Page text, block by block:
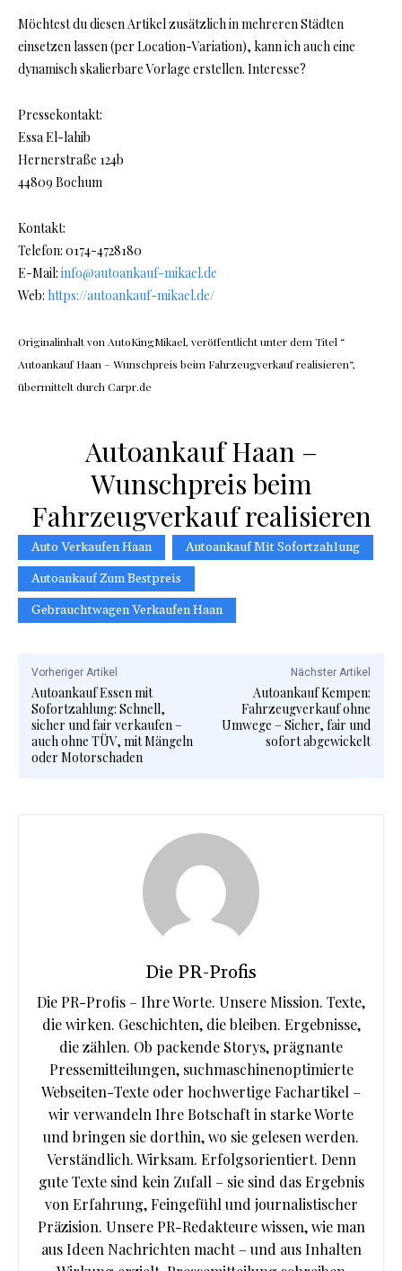
Möchtest du diesen Artikel zusätzlich in mehreren Städten
einsetzen lassen (per Location-Variation), kann ich auch eine
dynamisch skalierbare Vorlage erstellen. Interesse?
Pressekontakt:
Essa El-lahib
Hernerstraße 124b
44809 Bochum
Kontakt:
Telefon: 0174-4728180
E-Mail: info@autoankauf-mikael.de
Web: https://autoankauf-mikael.de/
Originalinhalt von AutoKingMikael, veröffentlicht unter dem Titel “
Autoankauf Haan – Wunschpreis beim Fahrzeugverkauf realisieren“,
übermittelt durch Carpr.de
Autoankauf Haan –
Wunschpreis beim
Fahrzeugverkauf realisieren
Auto Verkaufen Haan
Autoankauf Mit Sofortzahlung
Autoankauf Zum Bestpreis
Gebrauchtwagen Verkaufen Haan
Vorheriger Artikel
Autoankauf Essen mit
Sofortzahlung: Schnell,
sicher und fair verkaufen –
auch ohne TÜV, mit Mängeln
oder Motorschaden
Nächster Artikel
Autoankauf Kempen:
Fahrzeugverkauf ohne
Umwege – Sicher, fair und
sofort abgewickelt
Die PR-Profis
Die PR-Profis – Ihre Worte. Unsere Mission. Texte,
die wirken. Geschichten, die bleiben. Ergebnisse,
die zählen. Ob packende Storys, prägnante
Pressemitteilungen, suchmaschinenoptimierte
Webseiten-Texte oder hochwertige Fachartikel –
wir verwandeln Ihre Botschaft in starke Worte
und bringen sie dorthin, wo sie gelesen werden.
Verständlich. Wirksam. Erfolgsorientiert. Denn
gute Texte sind kein Zufall – sie sind das Ergebnis
von Erfahrung, Feingefühl und journalistischer
Präzision. Unsere PR-Redakteure wissen, wie man
aus Ideen Nachrichten macht – und aus Inhalten